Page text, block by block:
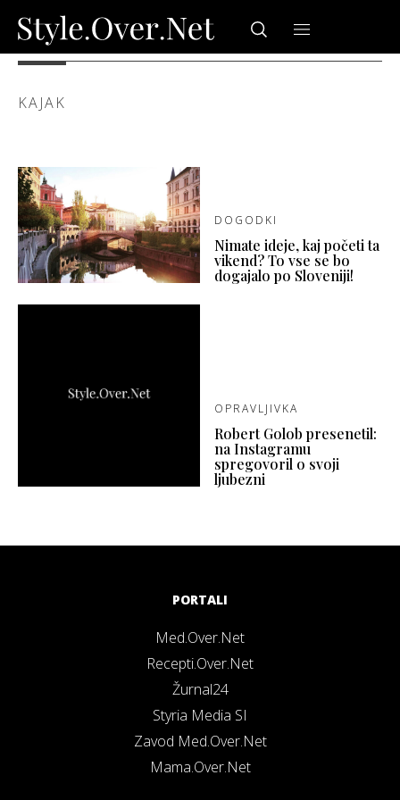
KAJAK
DOGODKI
Nimate ideje, kaj početi ta
vikend? To vse se bo
dogajalo po Sloveniji!
OPRAVLJIVKA
Robert Golob presenetil:
na Instagramu
spregovoril o svoji
ljubezni
PORTALI
Med.Over.Net
Recepti.Over.Net
Žurnal24
Styria Media SI
Zavod Med.Over.Net
Mama.Over.Net